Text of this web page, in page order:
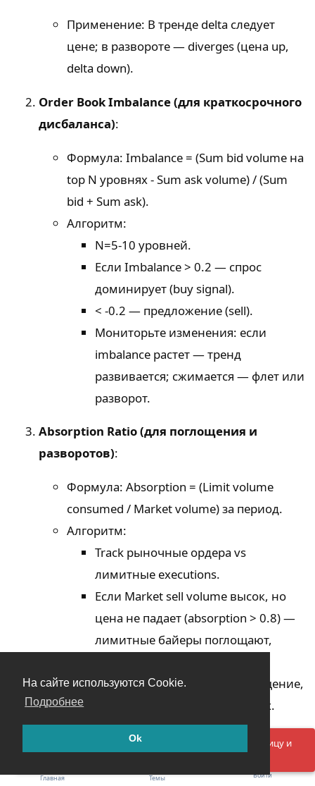
На сайте используются Cookie.
Подробнее
Ok
Применение: В тренде delta следует
цене; в развороте — diverges (цена up,
delta down).
Order Book Imbalance (для краткосрочного
дисбаланса):
Формула: Imbalance = (Sum bid volume на
top N уровнях - Sum ask volume) / (Sum
bid + Sum ask).
Алгоритм:
N=5-10 уровней.
Если Imbalance > 0.2 — спрос
доминирует (buy signal).
< -0.2 — предложение (sell).
Мониторьте изменения: если
imbalance растет — тренд
развивается; сжимается — флет или
разворот.
Absorption Ratio (для поглощения и
разворотов):
Формула: Absorption = (Limit volume
consumed / Market volume) за период.
Алгоритм:
Track рыночные ордера vs
лимитные executions.
Если Market sell volume высок, но
цена не падает (absorption > 0.8) —
лимитные байеры поглощают,
Порог: >0.7 — сильное поглощение,
дисбаланс в пользу лимитных.
VPIN для informed дисбаланса
Упрощенно: Разделите volume на
Упс! Что-то пошло не так. Пожалуйста, обновите страницу и
попробуйте ещё раз.
Главная Темы Войти